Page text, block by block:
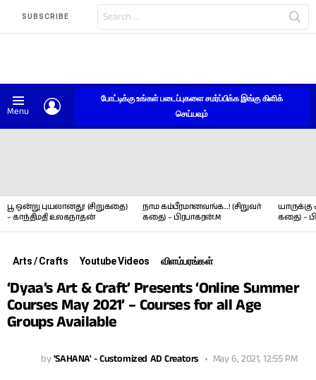
SUBSCRIBE
for:
Menu
போட்டிக்கு உங்கள் படைப்புகளை சமர்ப்பிக்க இங்கு கிளிக்
செய்யவும்
பூ ஒன்று புயலானது! (சிறுகதை)
– காந்திமதி உலகநாதன்
நாம கம்பீரமானவங்க…! (சிறுவர்
கதை) – பிரபாகரன்.M
யாருக்கு
கதை) –
Arts / Crafts Youtube Videos விளம்பரங்கள்
‘Dyaa’s Art & Craft’ Presents ‘Online Summer
Courses May 2021’ – Courses for all Age
Groups Available
by'SAHANA' - Customized AD Creators May 6, 2021, 12:55 PM